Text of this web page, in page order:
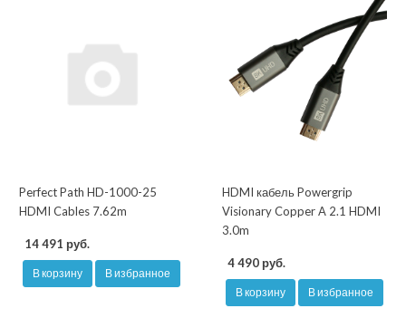
Perfect Path HD-1000-25
HDMI Cables 7.62m
14 491 руб.
В корзину В избранное
HDMI кабель Powergrip
Visionary Copper A 2.1 HDMI
3.0m
4 490 руб.
В корзину В избранное